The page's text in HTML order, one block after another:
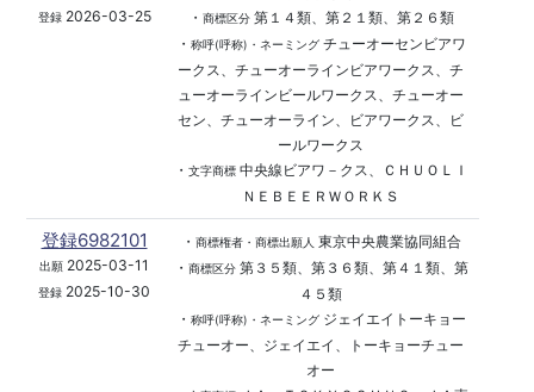
登録2026-03-25
・ 商標区分第１４類、第２１類、第２６類
・ 称呼(呼称)・ネーミングチューオーセンビアワ
ークス、チューオーラインビアワークス、チ
ューオーラインビールワークス、チューオー
セン、チューオーライン、ビアワークス、ビ
ールワークス
・ 文字商標中央線ビアワ－クス、ＣＨＵＯＬＩ
ＮＥＢＥＥＲＷＯＲＫＳ
登録6982101
出願 2025-03-11
登録 2025-10-30
・ 商標権者・商標出願人 東京中央農業協同組合
・ 商標区分第３５類、第３６類、第４１類、第
４５類
・ 称呼(呼称)・ネーミングジェイエイトーキョー
チューオー、ジェイエイ、トーキョーチュー
オー